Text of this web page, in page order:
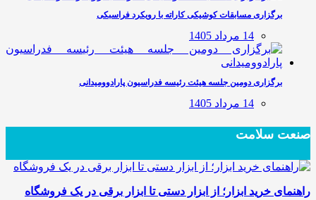
برگزاری مسابقات کوشیکی کاراته با رویکرد فراسبکی
14 مرداد 1405
برگزاری دومین جلسه هیئت رئیسه فدراسیون پارادوومیدانی
14 مرداد 1405
صنعت سلامت
راهنمای خرید ابزار؛ از ابزار دستی تا ابزار برقی در یک فروشگاه